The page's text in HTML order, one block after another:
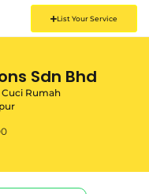
List Your Service
Sdn Bhd
Cuci Rumah